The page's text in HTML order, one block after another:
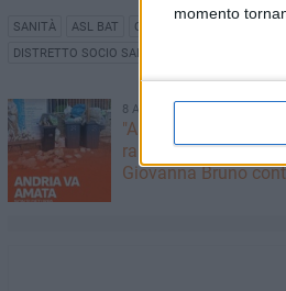
momento
SANITÀ ASL BAT OPERATORE SOCIO
DISTRETTO SOCIO SANITARIO ANDRIA
8 AGOSTO 2026
"Andria si ama, il
rabbia": lo sfogo
Giovanna Bruno